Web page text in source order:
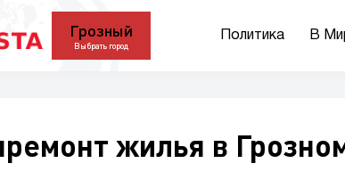
Грозный
Выбрать город
Политика В
жилья в